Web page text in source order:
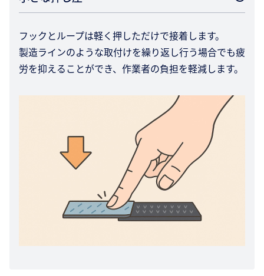
フックとループは軽く押しただけで接着します。
製造ラインのような取付けを繰り返し行う場合でも疲
労を抑えることができ、作業者の負担を軽減します。